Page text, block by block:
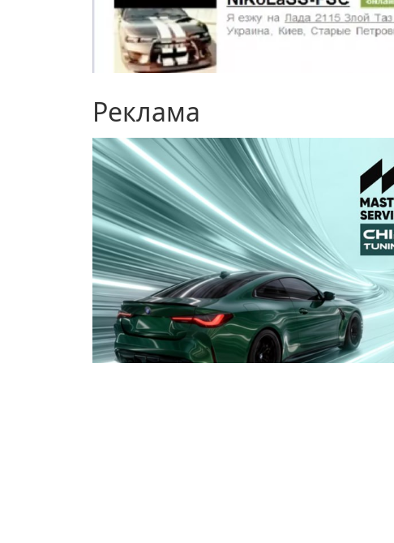
Реклама